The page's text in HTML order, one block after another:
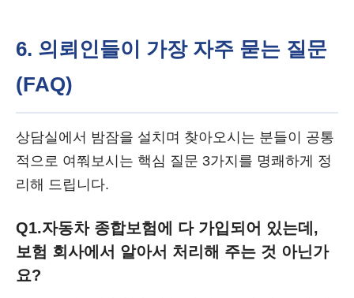
6. 의뢰인들이 가장 자주 묻는 질문
(FAQ)
상담실에서 밤잠을 설치며 찾아오시는 분들이 공통
적으로 여쭤보시는 핵심 질문 3가지를 명쾌하게 정
리해 드립니다.
Q1.자동차 종합보험에 다 가입되어 있는데,
보험 회사에서 알아서 처리해 주는 것 아닌가
요?